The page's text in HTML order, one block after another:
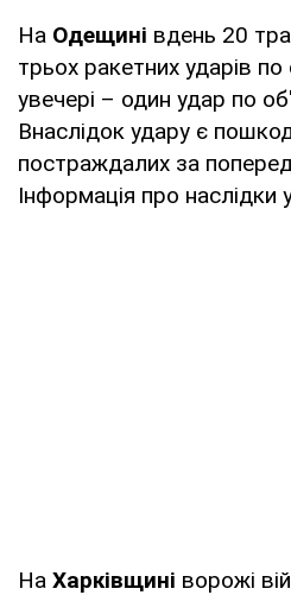
На Одещині вдень 20
трьох ракетних ударів
увечері – один удар по
Внаслідок удару є
постраждалих за
Інформація про наслідки
На Харківщині ворожі